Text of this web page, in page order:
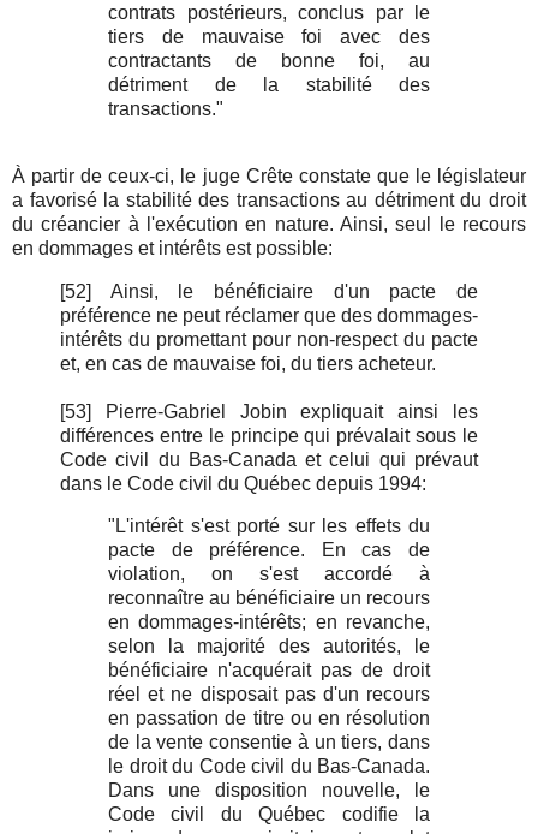
contrats postérieurs, conclus par le
tiers de mauvaise foi avec des
contractants de bonne foi, au
détriment de la stabilité des
transactions."
À partir de ceux-ci, le juge Crête constate que le législateur
a favorisé la stabilité des transactions au détriment du droit
du créancier à l'exécution en nature. Ainsi, seul le recours
en dommages et intérêts est possible:
[52] Ainsi, le bénéficiaire d'un pacte de
préférence ne peut réclamer que des dommages-
intérêts du promettant pour non-respect du pacte
et, en cas de mauvaise foi, du tiers acheteur.
[53] Pierre-Gabriel Jobin expliquait ainsi les
différences entre le principe qui prévalait sous le
Code civil du Bas-Canada et celui qui prévaut
dans le Code civil du Québec depuis 1994:
"L'intérêt s'est porté sur les effets du
pacte de préférence. En cas de
violation, on s'est accordé à
reconnaître au bénéficiaire un recours
en dommages-intérêts; en revanche,
selon la majorité des autorités, le
bénéficiaire n'acquérait pas de droit
réel et ne disposait pas d'un recours
en passation de titre ou en résolution
de la vente consentie à un tiers, dans
le droit du Code civil du Bas-Canada.
Dans une disposition nouvelle, le
Code civil du Québec codifie la